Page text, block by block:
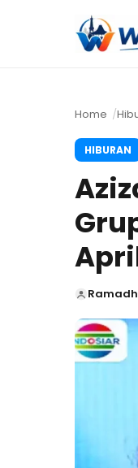
Home
HIBURAN